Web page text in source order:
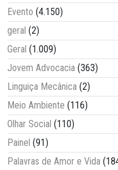
Evento (4.150)
geral (2)
Geral (1.009)
Jovem Advocacia (363)
Linguiça Mecânica (2)
Meio Ambiente (116)
Olhar Social (110)
Painel (91)
Palavras de Amor e Vida